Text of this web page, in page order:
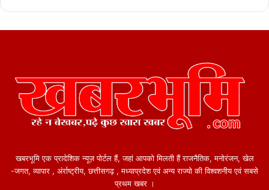
खबरभूमि एक प्रादेशिक न्यूज़ पोर्टल हैं, जहां आपको मिलती हैं राजनैतिक, मनोरंजन, खेल
-जगत, व्यापार , अंर्राष्ट्रीय, छत्तीसगढ़ , मध्याप्रदेश एवं अन्य राज्यो की विश्वशनीय एवं सबसे
प्रथम खबर ।